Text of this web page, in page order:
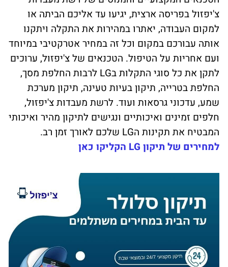
צ'יפזול בפריסה ארצית, יגיעו עד אליכם הביתה או
למקום העבודה, יאתרו במהירות את התקלה ויתקנו
אותה עבורכם במקום וכל זה במחיר אטרקטיבי במיוחד
ועם אחריות על הטיפול. הטכנאים של צ'יפזול, ערוכים
לתקן את כל סוגי התקלות בLG לרבות החלפת מסך,
החלפת בטרייה, תיקון בעיות טעינה, תיקון מערכת
שמע, עדכוני גרסאות ועוד. לרשת מעבדות צ'יפזול,
חלפים זמינים ואיכותיים ונגישים לתיקון מהיר ואיכותי
המבטיח את תקינות הLG שלכם לאורך זמן רב.
למחירים של תיקון LG הקליקו כאן